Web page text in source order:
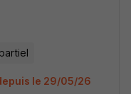
le 29/05/26